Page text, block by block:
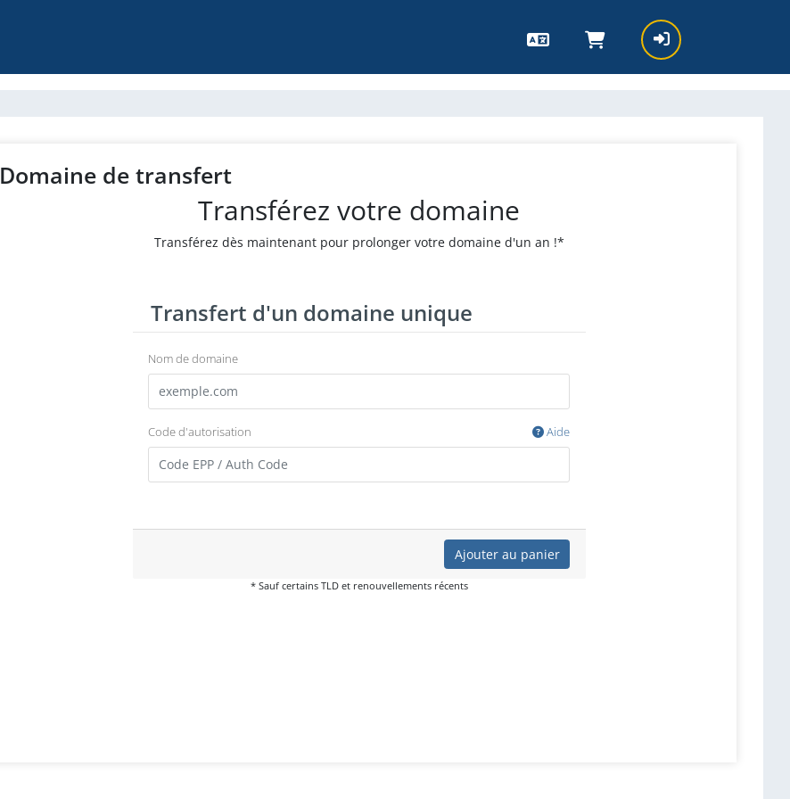
Domaine de transfert
Transférez votre domaine
Transférez dès maintenant pour prolonger votre domaine d'un an !*
Transfert d'un domaine unique
Nom de domaine
Code d'autorisation Aide
Ajouter au panier
* Sauf certains TLD et renouvellements récents